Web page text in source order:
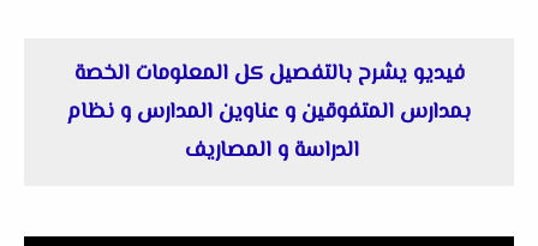
فيديو يشرح بالتفصيل كل المعلومات الخصة
بمدارس المتفوقين و عناوين المدارس و نظام
الدراسة و المصاريف